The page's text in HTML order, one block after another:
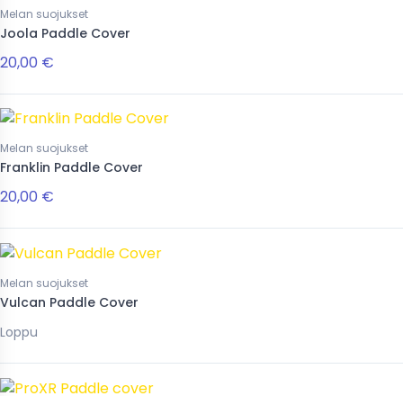
Melan suojukset
Joola Paddle Cover
20,00 €
Melan suojukset
Franklin Paddle Cover
20,00 €
Melan suojukset
Vulcan Paddle Cover
Loppu